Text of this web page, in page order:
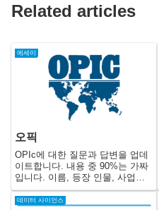
Related articles
에세이
오픽
OPIc에 대한 질문과 답변을 업데
이트합니다. 내용 중 90%는 가짜
입니다. 이름, 등장 인물, 사업체,
장소, 사건, 사건 등은 내 상상의
산물이거나 허구적인 방식으로 사
데이터 사이언스